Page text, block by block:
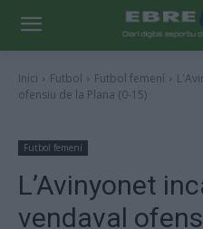
Inici Futbol Futbol femení
ofensiu de la Plana (0-15)
Futbol femení
L’Avinyonet
vendaval